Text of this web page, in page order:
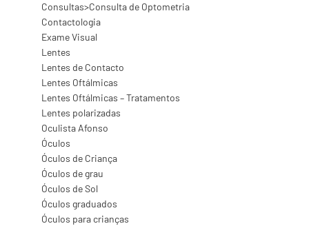
Consultas>Consulta de Optometria
Contactologia
Exame Visual
Lentes
Lentes de Contacto
Lentes Oftálmicas
Lentes Oftálmicas – Tratamentos
Lentes polarizadas
Oculista Afonso
Óculos
Óculos de Criança
Óculos de grau
Óculos de Sol
Óculos graduados
Óculos para crianças